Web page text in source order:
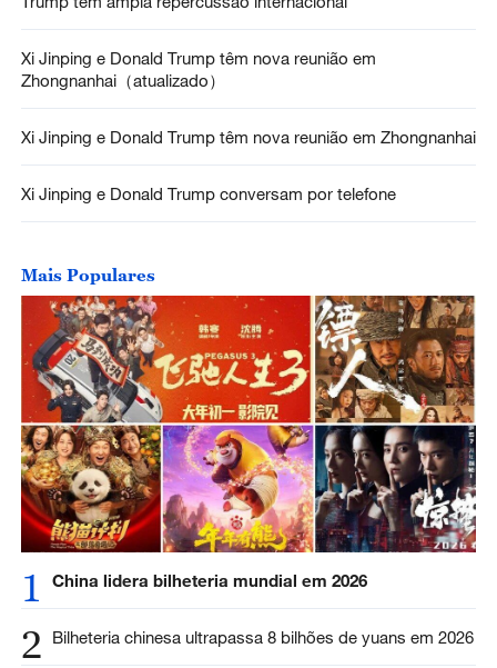
Xi Jinping e Donald Trump têm nova reunião em
Zhongnanhai（atualizado）
Xi Jinping e Donald Trump têm nova reunião em Zhongnanhai
Xi Jinping e Donald Trump conversam por telefone
Mais Populares
1 China lidera bilheteria mundial em 2026
2 Bilheteria chinesa ultrapassa 8 bilhões de yuans em 2026